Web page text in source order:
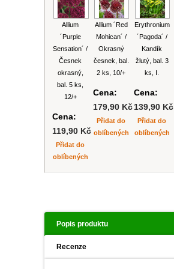
PLEKTRANT
SCAEVOLA
OSTRUHATKA
HELICHRYSUM
OSTEOSPERMUM
ISOTOMA
PRYŠEC
EURYOPS
VĚJÍŘOVKA
TAŘICE
NETÝKAVKA
POPENEC
ECHINACEA
Allium
´Purple
Sensation´ /
Česnek
okrasný,
bal. 5 ks,
12/+
Cena:
119,90 Kč
Přidat do
oblíbených
Allium ´Red
Mohican´ /
Okrasný
česnek, bal.
2 ks, 10/+
Cena:
179,90 Kč
Přidat do
oblíbených
Erythronium
´Pagoda´ /
Kandík
žlutý, bal. 3
ks, I.
Cena:
139,90 Kč
Přidat do
oblíbených
Popis produktu
Recenze